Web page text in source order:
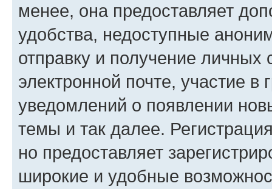
менее, она предоставляет
удобства, недоступные
отправку и получение
электронной почте, участие в
уведомлений о появлении
темы и так далее.
но предоставляет
широкие и удобные